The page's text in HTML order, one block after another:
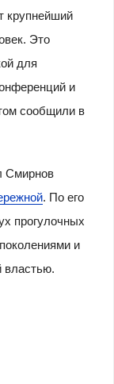
крупнейший
Это
для
и
сообщили в
Смирнов
. По его
прогулочных
и
властью.